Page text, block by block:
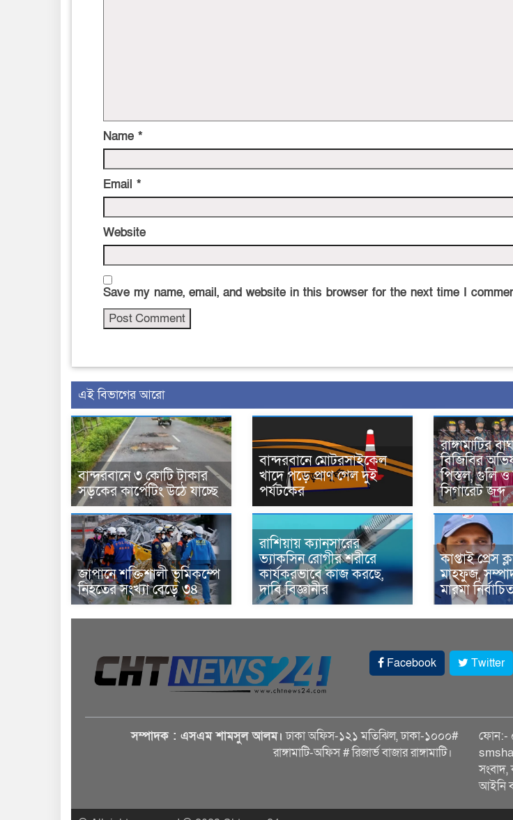
Name *
Email *
Website
Save my name, email, and website in this browser for the next time I
এই বিভাগের আরো
বান্দরবানে ৩ কোটি টাকার
সড়কের কার্পেটিং উঠে যাচ্ছে
বান্দরবানে মোটরসাইকেল
খাদে পড়ে প্রাণ গেল দুই
পর্যটকের
রাঙ্গামাটির
বিজিবির
পিস্তল, গুলি ও
সিগারেট জব্দ
জাপানে শক্তিশালী ভূমিকম্পে
নিহতের সংখ্যা বেড়ে ৩৪
রাশিয়ায় ক্যানসারের
ভ্যাকসিন রোগীর শরীরে
কার্যকরভাবে কাজ করছে,
দাবি বিজ্ঞানীর
কাপ্তাই প্রেস
মাহফুজ,
মারমা
Facebook Twitter
সম্পাদক : এসএম শামসুল আলম। ঢাকা অফিস-১২১ মতিঝিল, ঢাকা-১০০০#
রাঙ্গামাটি-অফিস # রিজার্ভ বাজার রাঙ্গামাটি।
ফোন:-
সংবাদ,
আইনি